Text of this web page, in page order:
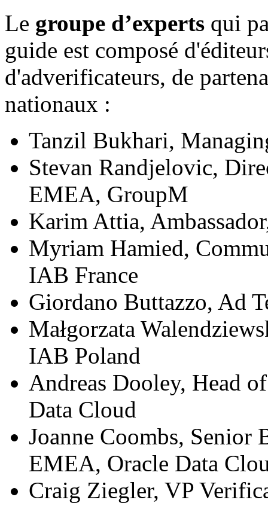
Le groupe d’experts qui
guide est composé
d'adverificateurs, de
nationaux :
Tanzil Bukhari,
Stevan Randjelovic,
EMEA, GroupM
Karim Attia,
Myriam Hamied,
IAB France
Giordano Buttazzo, Ad
Małgorzata
IAB Poland
Andreas Dooley, Head
Data Cloud
Joanne Coombs, Senior
EMEA, Oracle Data
Craig Ziegler, VP